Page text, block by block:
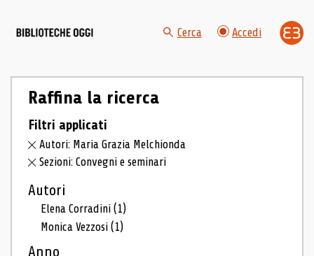
Cerca Accedi
Raffina la ricerca
Filtri applicati
Autori: Maria Grazia Melchionda
Sezioni: Convegni e seminari
Autori
Elena Corradini(1)
Monica Vezzosi(1)
Anno